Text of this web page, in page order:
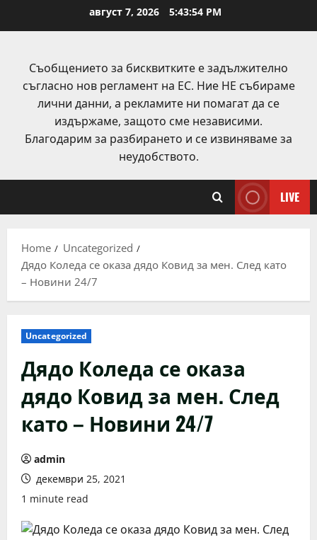
август 7, 2026 5:43:54 PM
Съобщението за бисквитките е задължително
съгласно нов регламент на ЕС. Ние НЕ събираме
лични данни, а рекламите ни помагат да се
издържаме, защото сме независими.
Благодарим за разбирането и се извиняваме за
неудобството.
LIVE
Home
Uncategorized
Дядо Коледа се оказа дядо Ковид за мен. След като
– Новини 24/7
Uncategorized
Дядо Коледа се оказа
дядо Ковид за мен. След
като – Новини 24/7
admin
декември 25, 2021
1 minute read